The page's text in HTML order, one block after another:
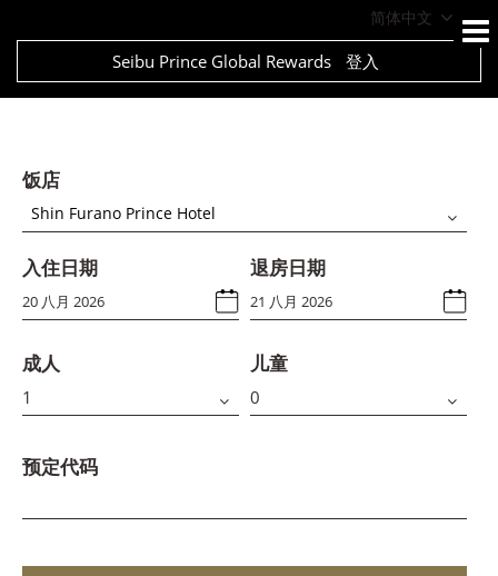
简体中文
Seibu Prince Global Rewards 登入
饭店
Shin Furano Prince Hotel
入住日期 退房日期
成人 儿童
预定代码